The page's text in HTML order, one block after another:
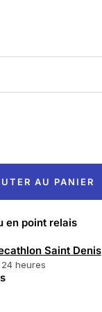
AU PANIER
en point relais
Saint Denis
24 heures